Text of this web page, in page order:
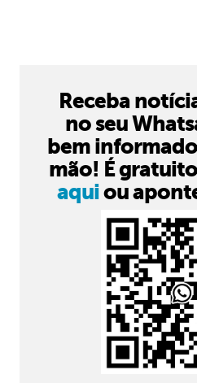
Receba
no seu
bem
mão! É
aquiou